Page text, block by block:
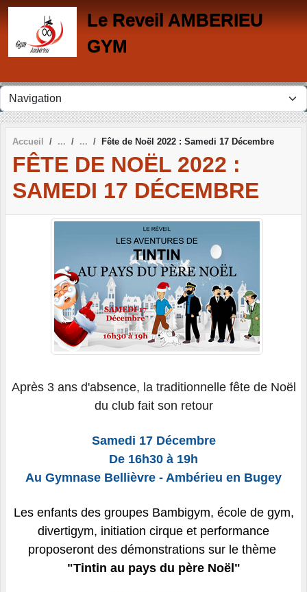
Le Reveil AMBERIEU
GYM
Accueil Fête de Noël 2022 : Samedi 17 Décembre
FÊTE DE NOËL 2022 :
SAMEDI 17 DÉCEMBRE
Après 3 ans d'absence, la traditionnelle fête de Noël
du club fait son retour
Samedi 17 Décembre
De 16h30 à 19h
Au Gymnase Bellièvre - Ambérieu en Bugey
Les enfants des groupes Bambigym, école de gym,
divertigym, initiation cirque et performance
proposeront des démonstrations sur le thème
"Tintin au pays du père Noël"
Panneau de gestion des cookies